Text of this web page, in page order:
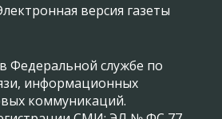
версия газеты
Федеральной службе по
информационных
коммуникаций.